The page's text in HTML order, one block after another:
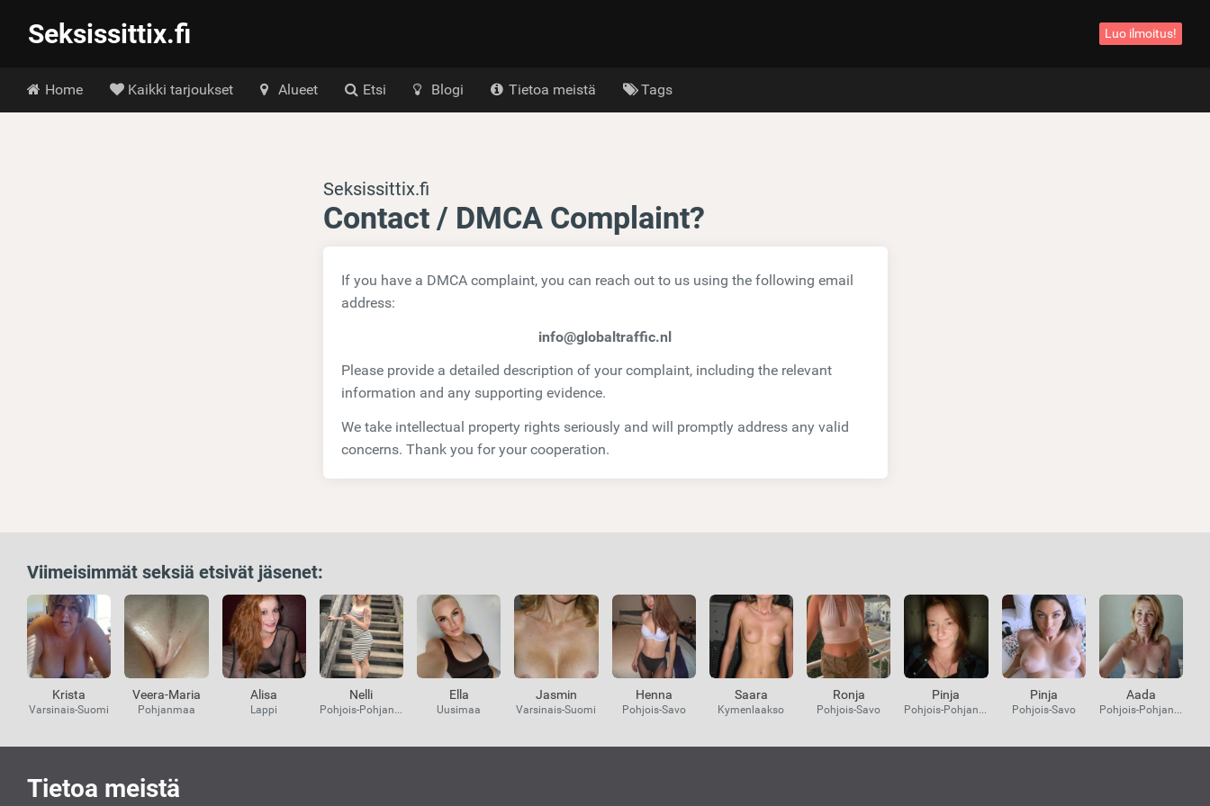
Seksissittix.fi Luo ilmoitus!
Hoofdmenu
Home Kaikki tarjoukset Alueet Etsi Blogi Tietoa meistä Tags
Seksissittix.fi
Contact / DMCA Complaint?
If you have a DMCA complaint, you can reach out to us using the following email
address:
info@globaltraffic.nl
Please provide a detailed description of your complaint, including the relevant
information and any supporting evidence.
We take intellectual property rights seriously and will promptly address any valid
concerns. Thank you for your cooperation.
Viimeisimmät seksiä etsivät jäsenet:
Krista
Varsinais-Suomi
Veera-Maria
Pohjanmaa
Alisa
Lappi
Nelli
Pohjois-Pohjanmaa
Ella
Uusimaa
Jasmin
Varsinais-Suomi
Henna
Pohjois-Savo
Saara
Kymenlaakso
Ronja
Pohjois-Savo
Pinja
Pohjois-Pohjanmaa
Pinja
Pohjois-Savo
Aada
Pohjois-Pohjanmaa
Kiinnostavat
Tietoa meistä